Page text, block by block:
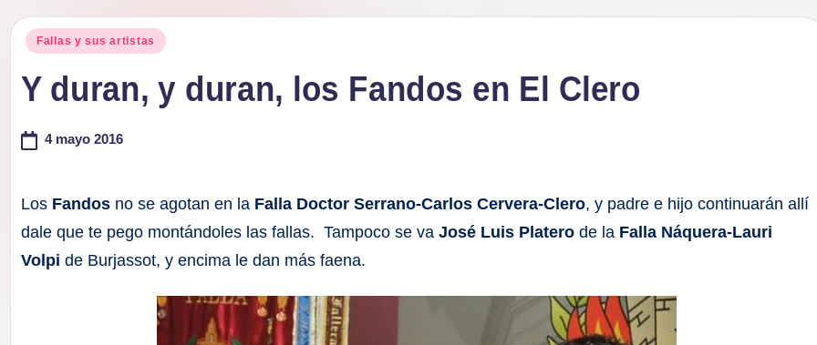
Publicado
Fallas y sus artistas
Y duran, y duran, los Fandos en El Clero
4 mayo 2016
Los Fandos no se agotan en la Falla Doctor Serrano-Carlos Cervera-Clero, y padre e hijo continuarán allí
dale que te pego montándoles las fallas. Tampoco se vaJosé Luis Platero de la Falla Náquera-Lauri
Volpi de Burjassot, y encima le dan más faena.